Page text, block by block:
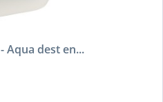
Aqua dest en...